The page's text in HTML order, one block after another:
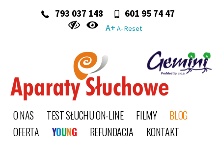
‭ 793 037 148‬ 601 95 74 47
A+ A-Reset
O NAS TEST SŁUCHU ON-LINE FILMY
BLOG
OFERTA
YOUNG REFUNDACJA KONTAKT